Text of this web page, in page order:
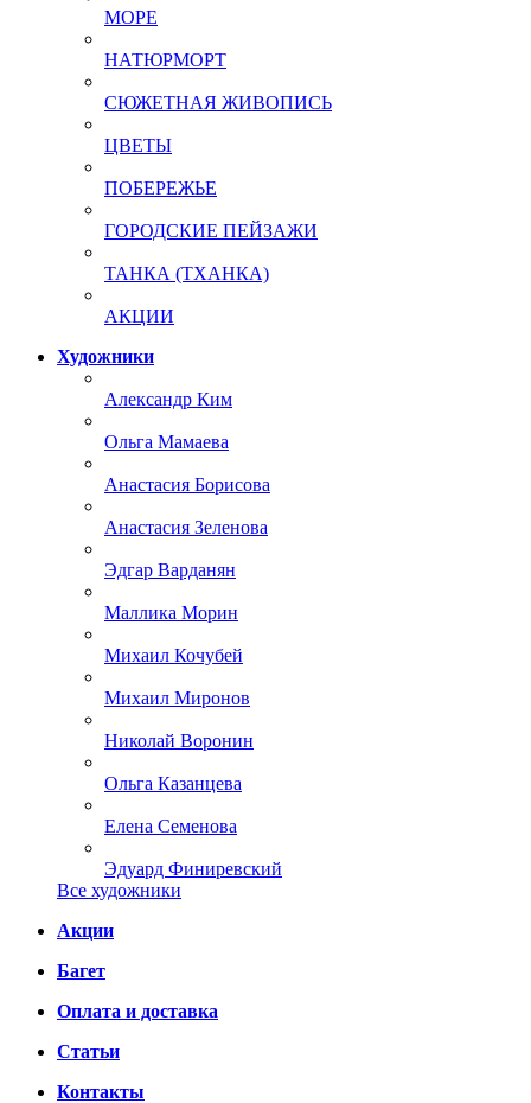
МОРЕ
НАТЮРМОРТ
СЮЖЕТНАЯ ЖИВОПИСЬ
ЦВЕТЫ
ПОБЕРЕЖЬЕ
ГОРОДСКИЕ ПЕЙЗАЖИ
ТАНКА (ТХАНКА)
АКЦИИ
Художники
Александр Ким
Ольга Мамаева
Анастасия Борисова
Анастасия Зеленова
Эдгар Варданян
Маллика Морин
Михаил Кочубей
Михаил Миронов
Николай Воронин
Ольга Казанцева
Елена Семенова
Эдуард Финиревский
Все художники
Акции
Багет
Оплата и доставка
Статьи
Контакты